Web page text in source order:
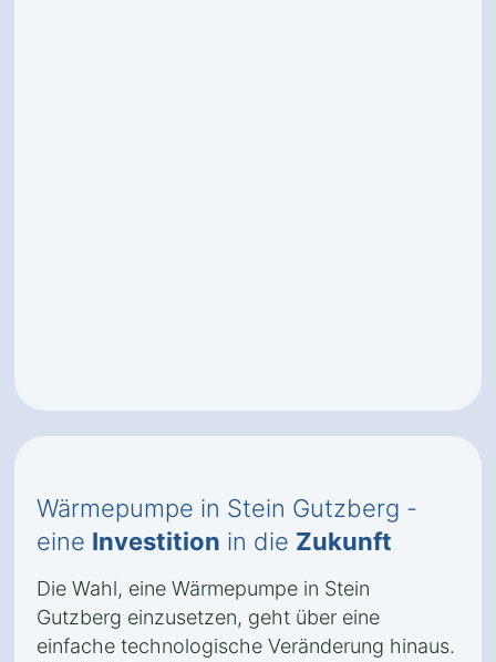
Wärmepumpe in Stein Gutzberg -
eine Investition in die Zukunft
Die Wahl, eine Wärmepumpe in Stein
Gutzberg einzusetzen, geht über eine
einfache technologische Veränderung hinaus.